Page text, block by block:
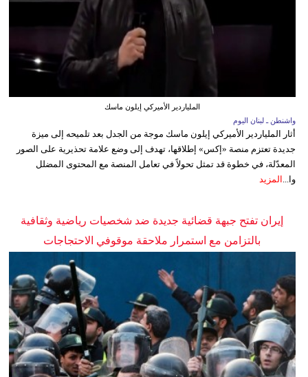
الملياردير الأميركي إيلون ماسك
واشنطن ـ لبنان اليوم
أثار الملياردير الأميركي إيلون ماسك موجة من الجدل بعد تلميحه إلى ميزة
جديدة تعتزم منصة «إكس» إطلاقها، تهدف إلى وضع علامة تحذيرية على الصور
المعدّلة، في خطوة قد تمثل تحولاً في تعامل المنصة مع المحتوى المضلل
وا...
المزيد
إيران تفتح جبهة قضائية جديدة ضد شخصيات رياضية وثقافية
بالتزامن مع استمرار ملاحقة موقوفي الاحتجاجات